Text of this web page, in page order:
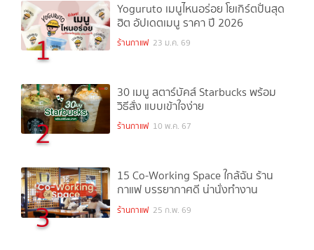
1
Yoguruto เมนูไหนอร่อย โยเกิร์ตปั่นสุด
ฮิต อัปเดตเมนู ราคา ปี 2026
ร้านกาแฟ 23 ม.ค. 69
2
30 เมนู สตาร์บัคส์ Starbucks พร้อม
วิธีสั่ง แบบเข้าใจง่าย
ร้านกาแฟ 10 พ.ค. 67
3
15 Co-Working Space ใกล้ฉัน ร้าน
กาแฟ บรรยากาศดี น่านั่งทำงาน
ร้านกาแฟ 25 ก.พ. 69